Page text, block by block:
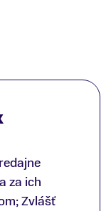
za ich
Zvlášť